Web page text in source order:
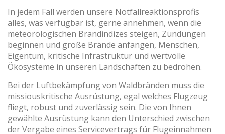
In jedem Fall werden unsere Notfallreaktionsprofis
alles, was verfügbar ist, gerne annehmen, wenn die
meteorologischen Brandindizes steigen, Zündungen
beginnen und große Brände anfangen, Menschen,
Eigentum, kritische Infrastruktur und wertvolle
Ökosysteme in unseren Landschaften zu bedrohen.
Bei der Luftbekämpfung von Waldbränden muss die
missiouskritische Ausrüstung, egal welches Flugzeug
fliegt, robust und zuverlässig sein. Die von Ihnen
gewählte Ausrüstung kann den Unterschied zwischen
der Vergabe eines Servicevertrags für Flugeinnahmen